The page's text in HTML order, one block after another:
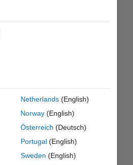
Netherlands(English)
Norway(English)
Österreich (Deutsch)
Portugal(English)
Sweden (English)